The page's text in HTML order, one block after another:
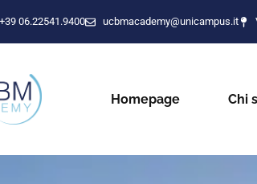
06.22541.9400 ucbmacademy@unicampus.it
Homepage Chi